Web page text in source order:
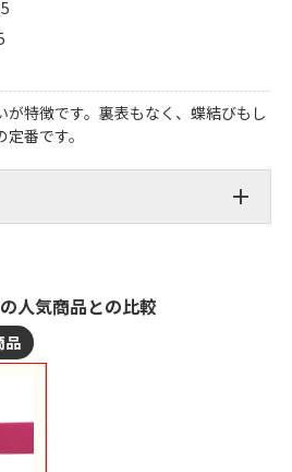
が特徴です。裏表もなく、蝶結びもし
番です。
人気商品との比較